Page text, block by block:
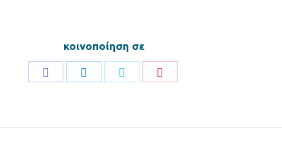
κοινοποίηση σε